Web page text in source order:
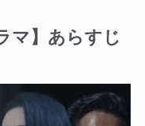
マ】あらすじ